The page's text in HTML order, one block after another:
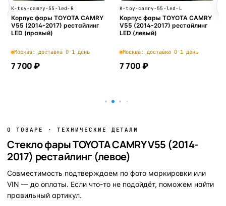
K-toy-camry-55-led-R
Корпус фары TOYOTA CAMRY
V55 (2014-2017) рестайлинг
LED (правый)
Москва: доставка 0-1 день
7 700 ₽
K-toy-camry-55-led-L
Корпус фары TOYOTA CAMRY
V55 (2014-2017) рестайлинг
LED (левый)
Москва: доставка 0-1 день
7 700 ₽
О ТОВАРЕ · ТЕХНИЧЕСКИЕ ДЕТАЛИ
Стекло фары TOYOTA CAMRY V55 (2014-
2017) рестайлинг (левое)
Совместимость подтверждаем по фото маркировки или
VIN — до оплаты. Если что-то не подойдёт, поможем найти
правильный артикул.